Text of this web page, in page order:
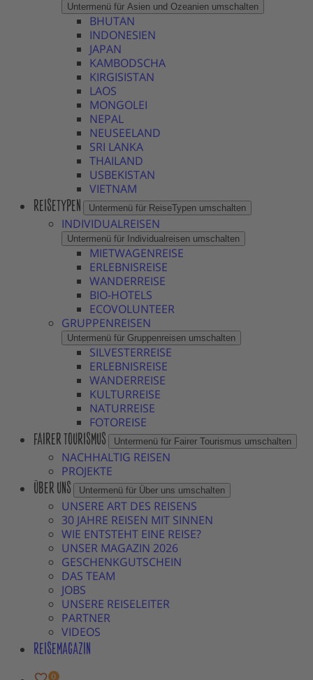
Untermenü für Asien und Ozeanien umschalten
BHUTAN
INDONESIEN
JAPAN
KAMBODSCHA
KIRGISISTAN
LAOS
MONGOLEI
NEPAL
NEUSEELAND
SRI LANKA
THAILAND
USBEKISTAN
VIETNAM
REISETYPEN Untermenü für ReiseTypen umschalten
INDIVIDUALREISEN
Untermenü für Individualreisen umschalten
MIETWAGENREISE
ERLEBNISREISE
WANDERREISE
BIO-HOTELS
ECOVOLUNTEER
GRUPPENREISEN
Untermenü für Gruppenreisen umschalten
SILVESTERREISE
ERLEBNISREISE
WANDERREISE
KULTURREISE
NATURREISE
FOTOREISE
FAIRER TOURISMUS Untermenü für Fairer Tourismus umschalten
NACHHALTIG REISEN
PROJEKTE
ÜBER UNS Untermenü für Über uns umschalten
UNSERE ART DES REISENS
30 JAHRE REISEN MIT SINNEN
WIE ENTSTEHT EINE REISE?
UNSER MAGAZIN 2026
GESCHENKGUTSCHEIN
DAS TEAM
JOBS
UNSERE REISELEITER
PARTNER
VIDEOS
REISEMAGAZIN